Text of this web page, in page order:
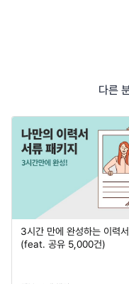
다른
3시간 만에 완성하는 이력
(feat. 공유 5,000건)